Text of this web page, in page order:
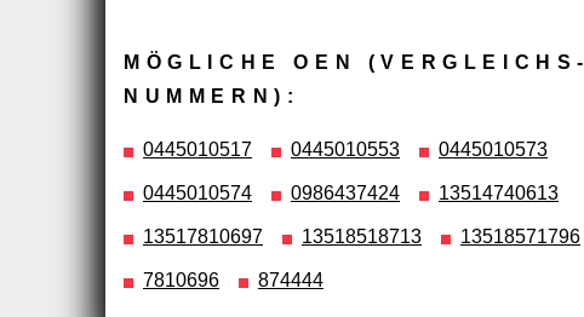
MÖGLICHE OEN (VERGLEICHS­
NUMMERN):
0445010517 0445010553 0445010573
0445010574 0986437424 13514740613
13517810697 13518518713 13518571796
7810696 874444